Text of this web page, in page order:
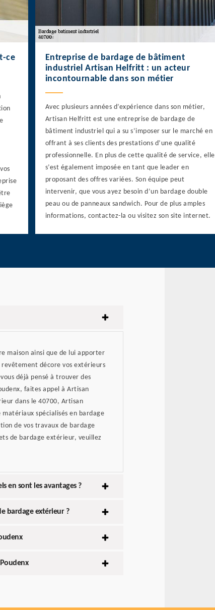
ce
Entreprise de bardage de bâtiment
industriel Artisan Helfritt : un acteur
incontournable dans son métier
Avec plusieurs années d’expérience dans son métier,
Artisan Helfritt est une entreprise de bardage de
bâtiment industriel qui a su s’imposer sur le marché en
offrant à ses clients des prestations d’une qualité
professionnelle. En plus de cette qualité de service, elle
s’est également imposée en tant que leader en
proposant des offres variées. Son équipe peut
intervenir, que vous ayez besoin d’un bardage double
peau ou de panneaux sandwich. Pour de plus amples
informations, contactez-la ou visitez son site internet.
maison ainsi que de lui apporter
décore vos extérieurs
déjà pensé à trouver des
faites appel à Artisan
dans le 40700, Artisan
spécialisés en bardage
de vos travaux de bardage
de bardage extérieur, veuillez
en sont les avantages ?
bardage extérieur ?